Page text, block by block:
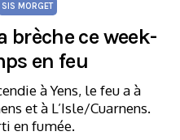
SIS MORGET
brèche ce week-
en feu
à Yens, le feu a à
et à L’Isle/Cuarnens.
en fumée.